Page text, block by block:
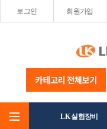
로그인 회원가입
LK 실험장비